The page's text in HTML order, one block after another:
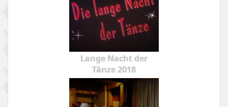
Lange Nacht der
Tänze 2018